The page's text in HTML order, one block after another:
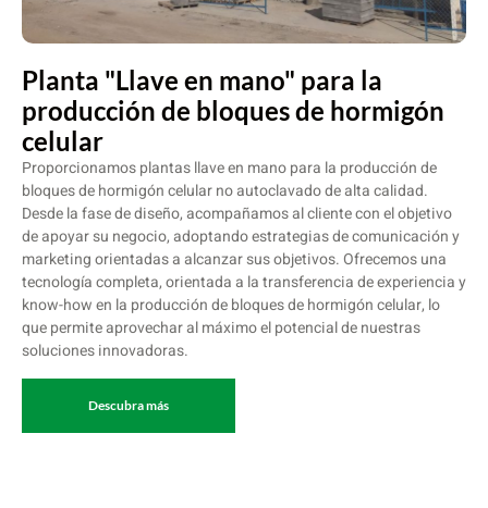
Planta "Llave en mano" para la
producción de bloques de hormigón
celular
Proporcionamos plantas llave en mano para la producción de
bloques de hormigón celular no autoclavado de alta calidad.
Desde la fase de diseño, acompañamos al cliente con el objetivo
de apoyar su negocio, adoptando estrategias de comunicación y
marketing orientadas a alcanzar sus objetivos. Ofrecemos una
tecnología completa, orientada a la transferencia de experiencia y
know-how en la producción de bloques de hormigón celular, lo
que permite aprovechar al máximo el potencial de nuestras
soluciones innovadoras.
Descubra más